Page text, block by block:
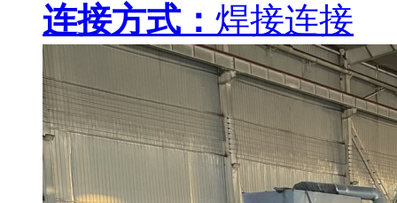
连接方式： 焊接连接